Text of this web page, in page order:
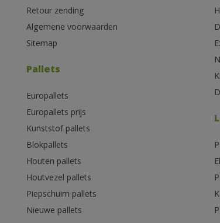
Retour zending
Algemene voorwaarden
Sitemap
Pallets
Europallets
Europallets prijs
Kunststof pallets
Blokpallets
Houten pallets
Houtvezel pallets
Piepschuim pallets
Nieuwe pallets